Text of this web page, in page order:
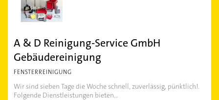
A & D Reinigung-Service GmbH
Gebäudereinigung
FENSTERREINIGUNG
Wir sind sieben Tage die Woche schnell, zuverlässig, pünktlich!.
Folgende Dienstleistungen bieten...